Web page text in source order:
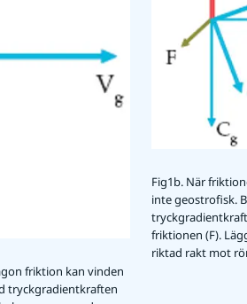
friktion kan vinden
tryckgradientkraften
Fig1b. När
inte geostrofisk.
friktionen (F).
riktad rakt mot